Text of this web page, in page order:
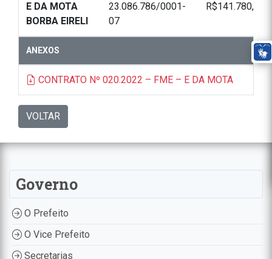
E DA MOTA
BORBA EIRELI
23.086.786/0001-
07
R$141.780,00
ANEXOS
CONTRATO Nº 020.2022 – FME – E DA MOTA
VOLTAR
Governo
O Prefeito
O Vice Prefeito
Secretarias